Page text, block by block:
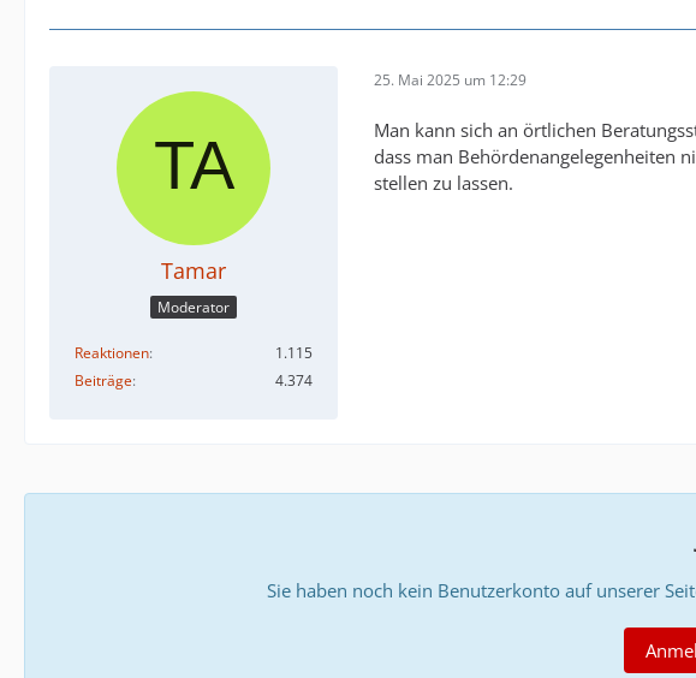
Tamar
Moderator
Reaktionen
1.115
Beiträge
4.374
25. Mai 2025 um 12:29
Man kann sich an örtlichen
dass man Behördenangelegenheiten
stellen zu lassen.
Sie haben noch kein Benutzerkonto auf unserer